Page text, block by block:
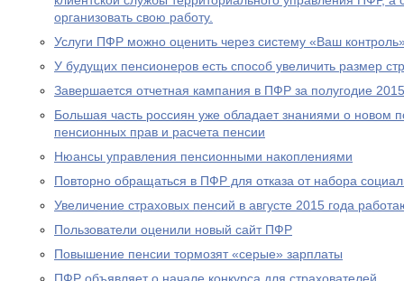
организовать свою работу.
Услуги ПФР можно оценить через систему «Ваш
У будущих пенсионеров есть способ увеличить размер
Завершается отчетная кампания в ПФР за полугодие
Большая часть россиян уже обладает знаниями о новом
пенсионных прав и расчета пенсии
Нюансы управления пенсионными накоплениями
Повторно обращаться в ПФР для отказа от набора
Увеличение страховых пенсий в августе 2015 года
Пользователи оценили новый сайт ПФР
Повышение пенсии тормозят «серые» зарплаты